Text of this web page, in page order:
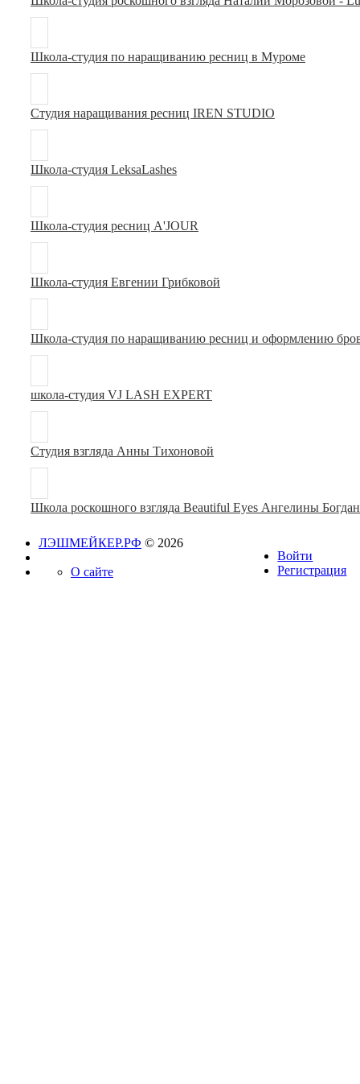
Школа-студия по наращиванию ресниц в Муроме
Студия наращивания ресниц IREN STUDIO
Школа-студия LeksaLashes
Школа-студия ресниц A'JOUR
Школа-студия Евгении Грибковой
Школа-студия по наращиванию ресниц и оформлению
школа-студия VJ LASH EXPERT
Студия взгляда Анны Тихоновой
Школа роскошного взгляда Beautiful Eyes Ангелины
Войти
Регистрация
ЛЭШМЕЙКЕР.РФ © 2026
О сайте